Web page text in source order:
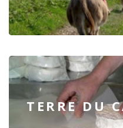
TERRE DU